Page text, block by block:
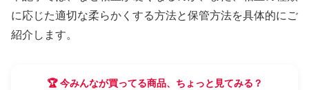
に応じた適切な柔らかくする方法と保管方法を具体的にご
紹介します。
🏆 今みんなが買ってる商品、ちょっと見てみる？